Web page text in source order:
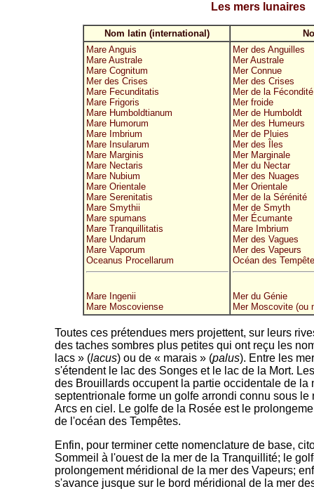
Les mers lunaires
Nom latin (international)
Mare Anguis
Mare Australe
Mare Cognitum
Mer des Crises
Mare Fecunditatis
Mare Frigoris
Mare Humboldtianum
Mare Humorum
Mare Imbrium
Mare Insularum
Mare Marginis
Mare Nectaris
Mare Nubium
Mare Orientale
Mare Serenitatis
Mare Smythii
Mare spumans
Mare Tranquillitatis
Mare Undarum
Mare Vaporum
Oceanus Procellarum
Mare Ingenii
Mare Moscoviense
Mer des Anguilles
Mer Australe
Mer Connue
Mer des Crises
Mer de la Fécondité
Mer froide
Mer de Humboldt
Mer des Humeurs
Mer de Pluies
Mer des Îles
Mer Marginale
Mer du Nectar
Mer des Nuages
Mer Orientale
Mer de la Sérénité
Mer de Smyth
Mer Écumante
Mare Imbrium
Mer des Vagues
Mer des Vapeurs
Océan des
Mer du Génie
Mer Moscovite (ou
Toutes ces prétendues mers projettent, sur leurs
des taches sombres plus petites qui ont reçu les
lacs » (lacus) ou de « marais » (palus). Entre les
s'étendent le lac des Songes et le lac de la Mort.
des Brouillards occupent la partie occidentale de la
septentrionale forme un golfe arrondi connu sous le
Arcs en ciel. Le golfe de la Rosée est le
de l'océan des Tempêtes.
Enfin, pour terminer cette nomenclature de base,
Sommeil à l'ouest de la mer de la Tranquillité; le
prolongement méridional de la mer des Vapeurs;
s'avance jusque sur le bord méridional de la mer